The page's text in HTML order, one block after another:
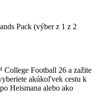
Pack (výber z 1 z 2
Football 26 a zažite
akúkoľvek cestu k
Heismana alebo ako